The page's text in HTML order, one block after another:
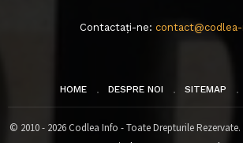
Contactați-ne:
HOME DESPRE NOI SITEMAP
© 2010 - 2026 Codlea Info - Toate Drepturile